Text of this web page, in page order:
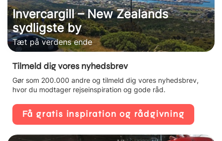
Invercargill – New Zealands
sydligste by
Tæt på verdens ende
Tilmeld dig vores nyhedsbrev
Gør som 200.000 andre og tilmeld dig vores nyhedsbrev,
hvor du modtager rejseinspiration og gode råd.
Få gratis inspiration og rådgivning